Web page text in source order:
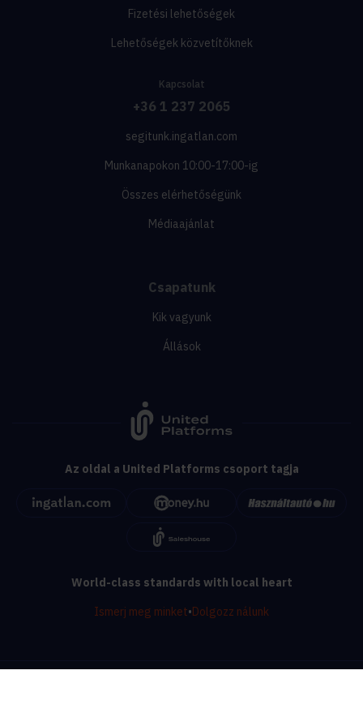
Fizetési lehetőségek
Lehetőségek közvetítőknek
Kapcsolat
+36 1 237 2065
segitunk.ingatlan.com
Munkanapokon 10:00-17:00-ig
Összes elérhetőségünk
Médiaajánlat
Csapatunk
Kik vagyunk
Állások
Az oldal a United Platforms csoport tagja
World-class standards with local heart
Ismerj meg minket•Dolgozz nálunk